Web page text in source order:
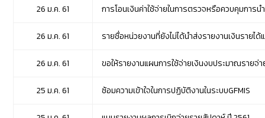
26 ม.ค. 61 การโอนเงินค่าใช้จ่ายในการตรวจหรือควบคุมกา
26 ม.ค. 61 รายชื่อหน่วยงานที่ยังไม่ได้นำส่งรายงานเงินราย
26 ม.ค. 61 ขอให้รายงานแผนการใช้จ่ายเงินงบประมาณรายจ่
25 ม.ค. 61 ซ้อมความเข้าใจในการปฏิบัติงานในระบบGFMIS